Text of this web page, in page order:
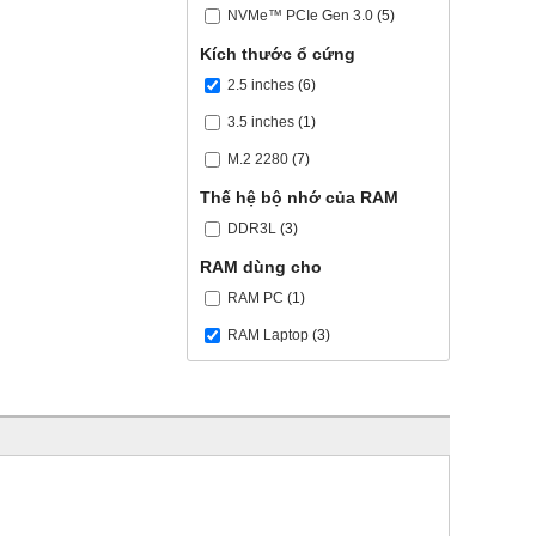
NVMe™ PCIe Gen 3.0 (5)
Kích thước ổ cứng
2.5 inches (6)
3.5 inches (1)
M.2 2280 (7)
Thế hệ bộ nhớ của RAM
DDR3L (3)
RAM dùng cho
RAM PC (1)
RAM Laptop (3)